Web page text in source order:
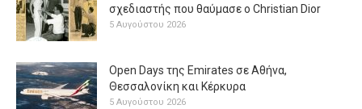
σχεδιαστής που θαύμασε ο Christian Dior
5 Αυγούστου 2026
Open Days της Emirates σε Αθήνα,
Θεσσαλονίκη και Κέρκυρα
5 Αυγούστου 2026